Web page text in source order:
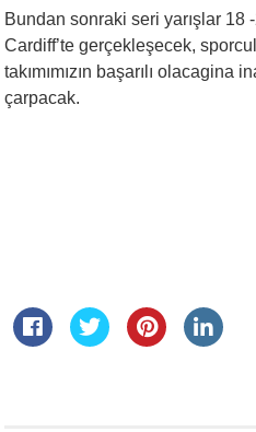
Bundan sonraki seri yarışlar 18
Cardiff’te gerçekleşecek,
takımımızın başarılı
çarpacak.